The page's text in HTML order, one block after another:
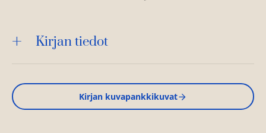
Kirjan tiedot
Kirjan kuvapankkikuvat